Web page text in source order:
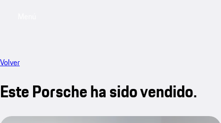
Volver
Este Porsche ha sido vendido.